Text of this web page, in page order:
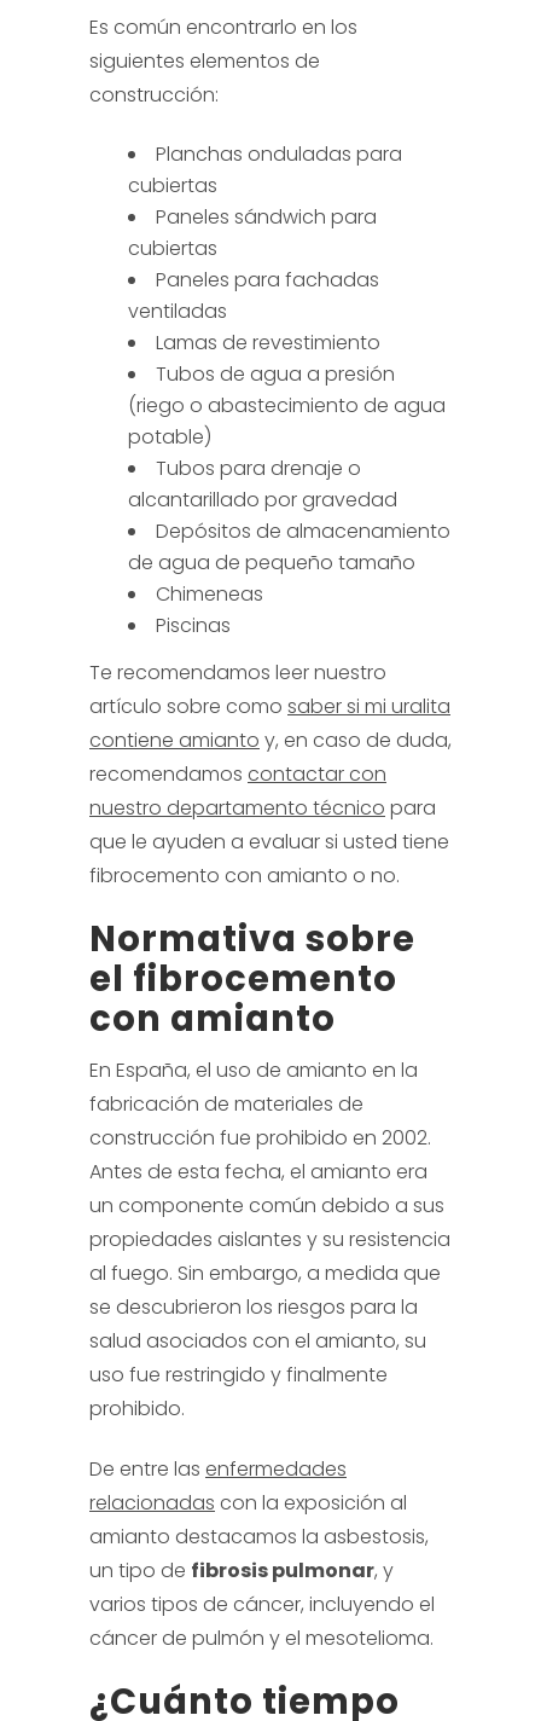
Es común encontrarlo en los
siguientes elementos de
construcción:
Planchas onduladas para
cubiertas
Paneles sándwich para
cubiertas
Paneles para fachadas
ventiladas
Lamas de revestimiento
Tubos de agua a presión
(riego o abastecimiento de agua
potable)
Tubos para drenaje o
alcantarillado por gravedad
Depósitos de almacenamiento
de agua de pequeño tamaño
Chimeneas
Piscinas
Te recomendamos leer nuestro
artículo sobre como saber si mi uralita
contiene amianto y, en caso de duda,
recomendamos contactar con
nuestro departamento técnico para
que le ayuden a evaluar si usted tiene
fibrocemento con amianto o no.
Normativa sobre
el fibrocemento
con amianto
En España, el uso de amianto en la
fabricación de materiales de
construcción fue prohibido en 2002.
Antes de esta fecha, el amianto era
un componente común debido a sus
propiedades aislantes y su resistencia
al fuego. Sin embargo, a medida que
se descubrieron los riesgos para la
salud asociados con el amianto, su
uso fue restringido y finalmente
prohibido.
De entre las enfermedades
relacionadas con la exposición al
amianto destacamos la asbestosis,
un tipo de fibrosis pulmonar, y
varios tipos de cáncer, incluyendo el
cáncer de pulmón y el mesotelioma.
¿Cuánto tiempo